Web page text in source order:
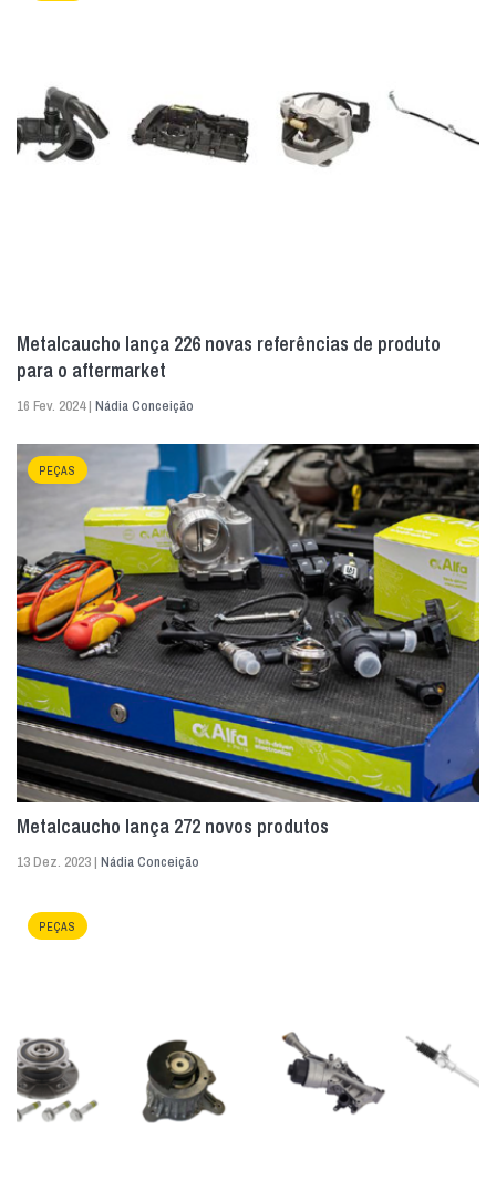
Metalcaucho lança 226 novas referências de produto
para o aftermarket
16 Fev. 2024 | Nádia Conceição
PEÇAS
Metalcaucho lança 272 novos produtos
13 Dez. 2023 | Nádia Conceição
PEÇAS